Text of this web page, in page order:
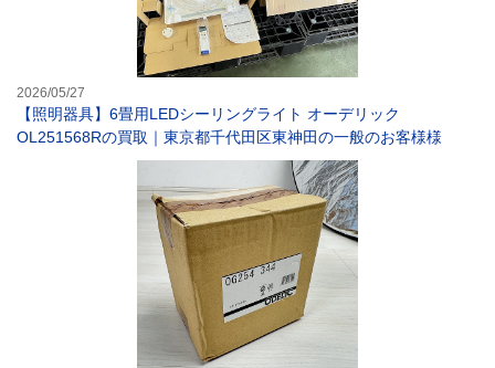
2026/05/27
【照明器具】6畳用LEDシーリングライト オーデリック
OL251568Rの買取｜東京都千代田区東神田の一般のお客様様